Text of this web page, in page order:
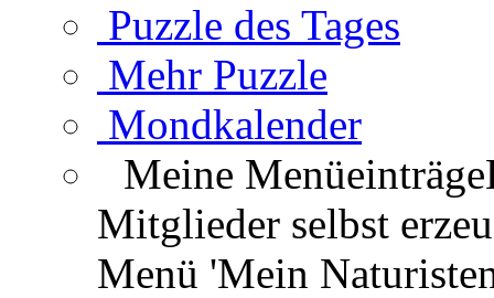
Puzzle des Tages
Mehr Puzzle
Mondkalender
Meine Menüeinträge
Mitglieder selbst
Menü 'Mein